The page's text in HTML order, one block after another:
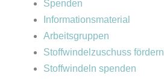
Spenden
Informationsmaterial
Arbeitsgruppen
Stoffwindelzuschuss fördern
Stoffwindeln spenden